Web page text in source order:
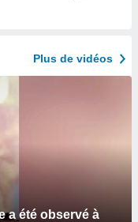
Plus de vidéos
a été observé à